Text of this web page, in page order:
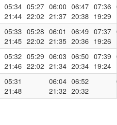
05:34
21:44
05:27
22:02
06:00
21:37
06:47
20:38
07:36
19:29
05:33
21:45
05:28
22:02
06:01
21:35
06:49
20:36
07:37
19:26
05:32
21:46
05:29
22:02
06:03
21:34
06:50
20:34
07:39
19:24
05:31
21:48
06:04
21:32
06:52
20:32